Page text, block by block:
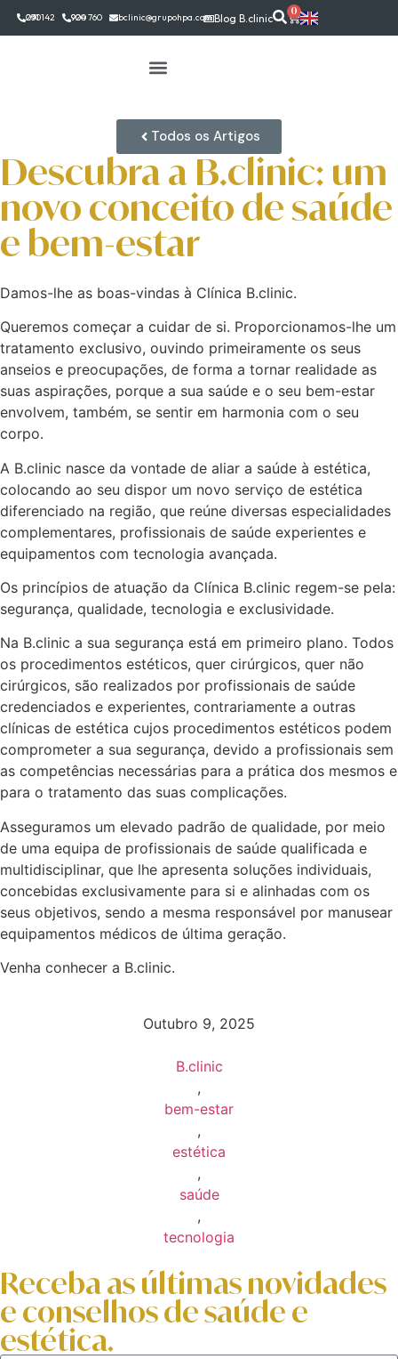
291 142 030 924 760 900 bclinic@grupohpa.comBlog B.clinic
0
Todos os Artigos
Descubra a B.clinic: um
novo conceito de saúde
e bem-estar
Damos-lhe as boas-vindas à Clínica B.clinic.
Queremos começar a cuidar de si. Proporcionamos-lhe um
tratamento exclusivo, ouvindo primeiramente os seus
anseios e preocupações, de forma a tornar realidade as
suas aspirações, porque a sua saúde e o seu bem-estar
envolvem, também, se sentir em harmonia com o seu
corpo.
A B.clinic nasce da vontade de aliar a saúde à estética,
colocando ao seu dispor um novo serviço de estética
diferenciado na região, que reúne diversas especialidades
complementares, profissionais de saúde experientes e
equipamentos com tecnologia avançada.
Os princípios de atuação da Clínica B.clinic regem-se pela:
segurança, qualidade, tecnologia e exclusividade.
Na B.clinic a sua segurança está em primeiro plano. Todos
os procedimentos estéticos, quer cirúrgicos, quer não
cirúrgicos, são realizados por profissionais de saúde
credenciados e experientes, contrariamente a outras
clínicas de estética cujos procedimentos estéticos podem
comprometer a sua segurança, devido a profissionais sem
as competências necessárias para a prática dos mesmos e
para o tratamento das suas complicações.
Asseguramos um elevado padrão de qualidade, por meio
de uma equipa de profissionais de saúde qualificada e
multidisciplinar, que lhe apresenta soluções individuais,
concebidas exclusivamente para si e alinhadas com os
seus objetivos, sendo a mesma responsável por manusear
equipamentos médicos de última geração.
Venha conhecer a B.clinic.
Outubro 9, 2025
B.clinic
,
bem-estar
,
estética
,
saúde
,
tecnologia
Receba as últimas novidades
e conselhos de saúde e
estética.